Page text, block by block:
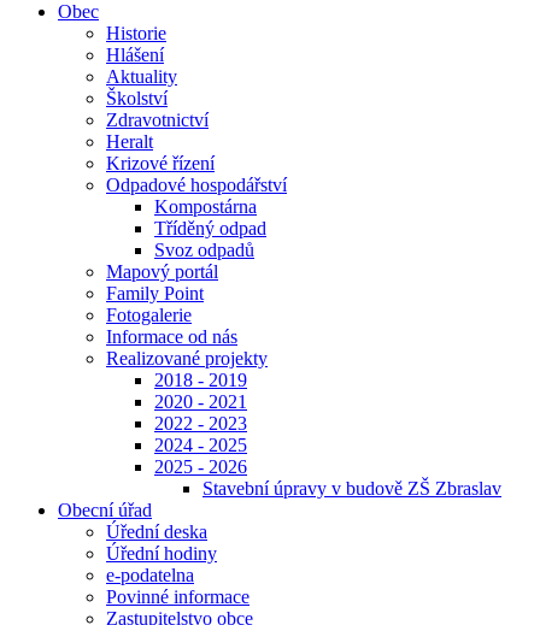
Obec
Historie
Hlášení
Aktuality
Školství
Zdravotnictví
Heralt
Krizové řízení
Odpadové hospodářství
Kompostárna
Tříděný odpad
Svoz odpadů
Mapový portál
Family Point
Fotogalerie
Informace od nás
Realizované projekty
2018 - 2019
2020 - 2021
2022 - 2023
2024 - 2025
2025 - 2026
Stavební úpravy v budově ZŠ Zbraslav
Obecní úřad
Úřední deska
Úřední hodiny
e-podatelna
Povinné informace
Zastupitelstvo obce